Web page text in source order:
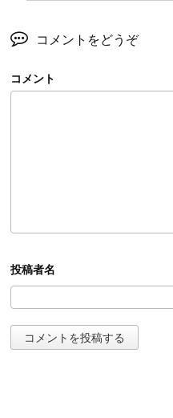
コメントをどうぞ
コメント